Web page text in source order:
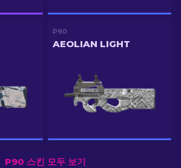
P90
AEOLIAN LIGHT
P90 스킨 모두 보기